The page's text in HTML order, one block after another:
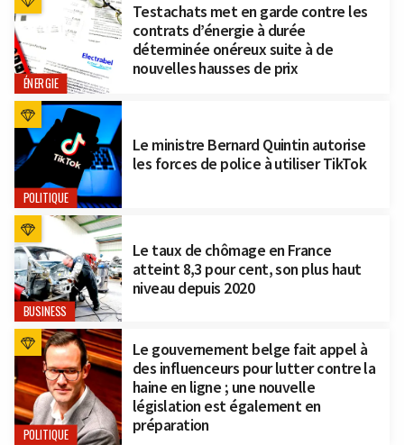
ÉNERGIE
Testachats met en garde contre les
contrats d’énergie à durée
déterminée onéreux suite à de
nouvelles hausses de prix
POLITIQUE
Le ministre Bernard Quintin autorise
les forces de police à utiliser TikTok
BUSINESS
Le taux de chômage en France
atteint 8,3 pour cent, son plus haut
niveau depuis 2020
POLITIQUE
Le gouvernement belge fait appel à
des influenceurs pour lutter contre la
haine en ligne ; une nouvelle
législation est également en
préparation